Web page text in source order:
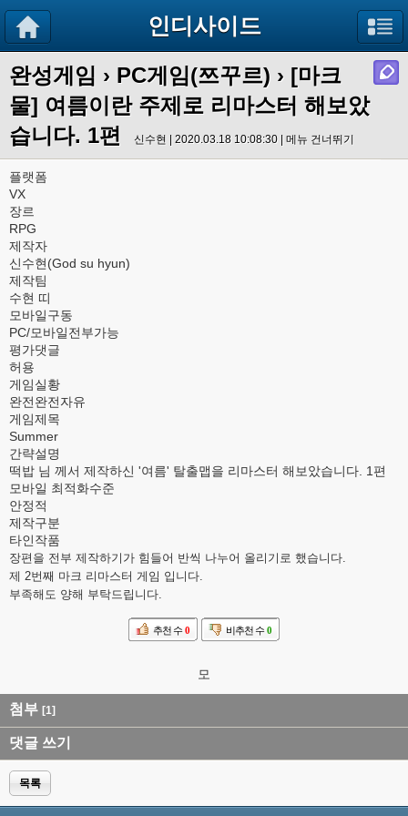
인디사이드
완성게임 › PC게임(쯔꾸르) › [마크
물] 여름이란 주제로 리마스터 해보았
습니다. 1편
신수현 | 2020.03.18 10:08:30 | 메뉴 건너뛰기
플랫폼
VX
장르
RPG
제작자
신수현(God su hyun)
제작팀
수현 띠
모바일구동
PC/모바일전부가능
평가댓글
허용
게임실황
완전완전자유
게임제목
Summer
간략설명
떡밥 님 께서 제작하신 '여름' 탈출맵을 리마스터 해보았습니다. 1편
모바일 최적화수준
안정적
제작구분
타인작품
장편을 전부 제작하기가 힘들어 반씩 나누어 올리기로 했습니다.
제 2번째 마크 리마스터 게임 입니다.
부족해도 양해 부탁드립니다.
추천 수 0 비추천 수 0
모
첨부 [1]
댓글 쓰기
목록